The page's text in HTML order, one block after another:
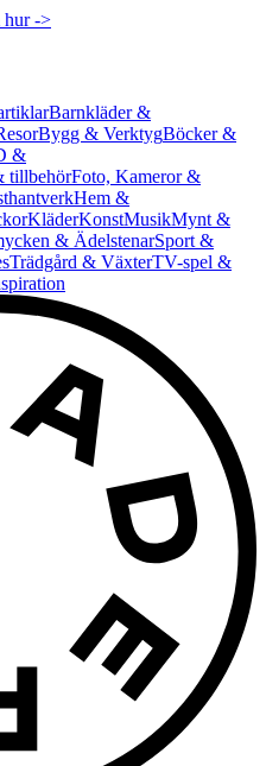
hur ->
Barnkläder &
Bygg & VerktygBöcker &
&
tillbehörFoto, Kameror &
Hem &
KläderKonstMusikMynt &
& ÄdelstenarSport &
Trädgård & VäxterTV-spel &